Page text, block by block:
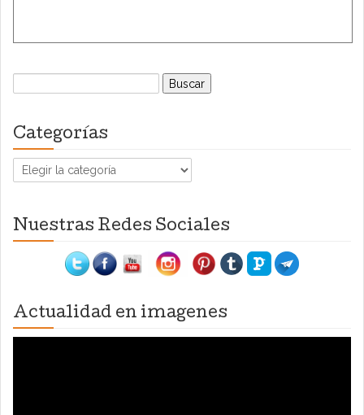
Buscar:
Categorías
Categorías
Nuestras Redes Sociales
Actualidad en imagenes